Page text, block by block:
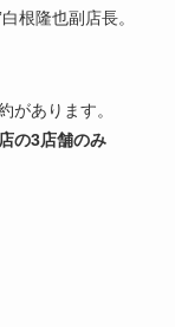
根隆也副店長。
があります。
の3店舗のみ